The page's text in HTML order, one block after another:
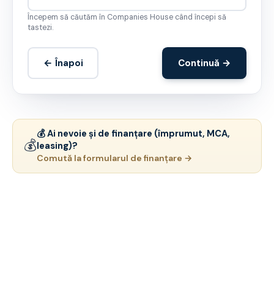
Începem să căutăm în Companies House când începi să
tastezi.
← Înapoi Continuă →
💰
💰 Ai nevoie și de finanțare (împrumut, MCA,
leasing)?
Comută la formularul de finanțare →